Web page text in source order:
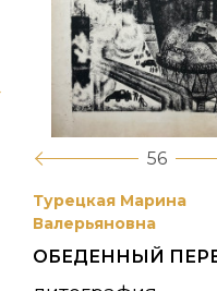
56
Турецкая Марина
Валерьяновна
ОБЕДЕННЫЙ